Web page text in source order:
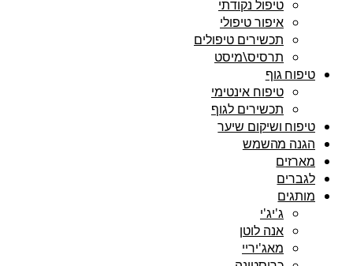
טיפול נקודתי
איפור טיפולי
תכשירים טיפולים
תרסיס\מיסט
טיפוח גוף
טיפוח אינטימי
תכשירים לגוף
טיפוח ושיקום שיער
הגנה מהשמש
מארזים
לגברים
מותגים
ג'יג'י
אנה לוטן
מאג'יריי